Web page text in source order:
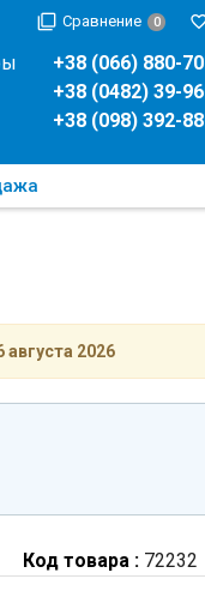
Сравнение 0
+38 (066) 880-
+38 (0482) 39-
+38 (098) 392-
августа 2026
Код товара : 72232